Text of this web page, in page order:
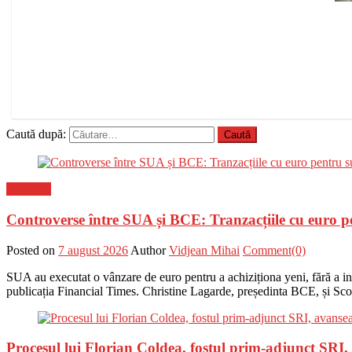
Caută după:
Controverse între SUA și BCE: Tranzacțiile cu euro
Posted on 7 august 2026 Author Vidjean Mihai Comment(0)
SUA au executat o vânzare de euro pentru a achiziționa yeni, fără a
publicația Financial Times. Christine Lagarde, președinta BCE, și
Procesul lui Florian Coldea, fostul prim-adjunct